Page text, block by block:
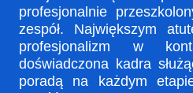
profesjonalnie
zespół. Największym
profesjonalizm w
doświadczona kadra
poradą na każdym